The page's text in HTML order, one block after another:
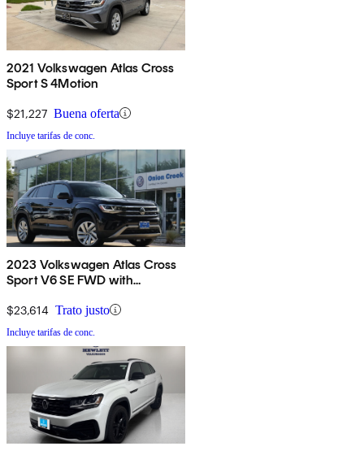
2021 Volkswagen Atlas Cross
Sport S 4Motion
$21,227 Buena oferta
Incluye tarifas de conc.
2023 Volkswagen Atlas Cross
Sport V6 SE FWD with
$23,614 Trato justo
Incluye tarifas de conc.